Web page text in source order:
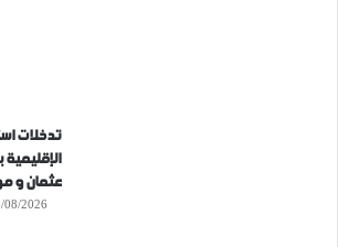
تدخلات
عثمان و
08/2026